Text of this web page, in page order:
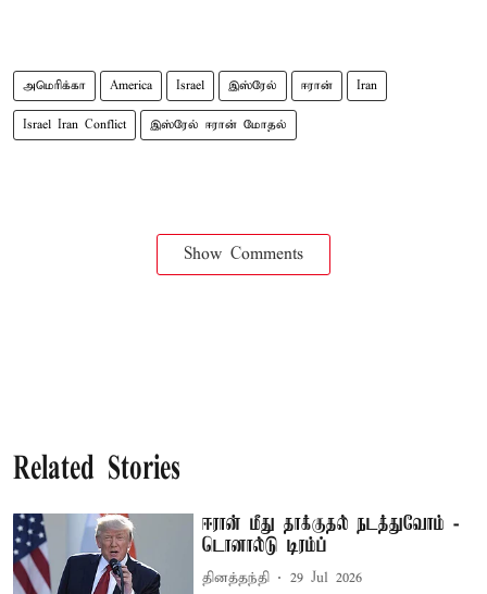
அமெரிக்கா America Israel இஸ்ரேல் ஈரான் Iran
Israel Iran Conflict இஸ்ரேல் ஈரான் மோதல்
Show Comments
Related Stories
ஈரான் மீது தாக்குதல் நடத்துவோம் -
டொனால்டு டிரம்ப்
தினத்தந்தி 29 Jul 2026